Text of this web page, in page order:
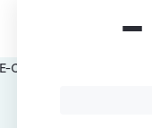
E-Commerce Fulfillment